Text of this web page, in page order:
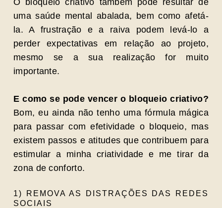
O bloqueio criativo também pode resultar de
uma saúde mental abalada, bem como afetá-
la. A frustração e a raiva podem levá-lo a
perder expectativas em relação ao projeto,
mesmo se a sua realização for muito
importante.
E como se pode vencer o bloqueio criativo?
Bom, eu ainda não tenho uma fórmula mágica
para passar com efetividade o bloqueio, mas
existem passos e atitudes que contribuem para
estimular a minha criatividade e me tirar da
zona de conforto.
1) REMOVA AS DISTRAÇÕES DAS REDES
SOCIAIS